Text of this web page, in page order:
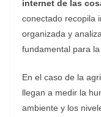
internet de las
conectado recopila
organizada y
fundamental para
En el caso de la
llegan a medir la
ambiente y los